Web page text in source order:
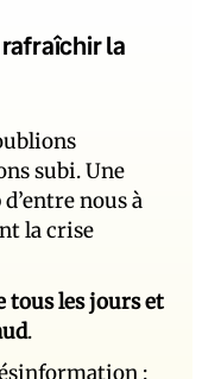
la
subi. Une
nous à
la crise
tous les jours et
.
: